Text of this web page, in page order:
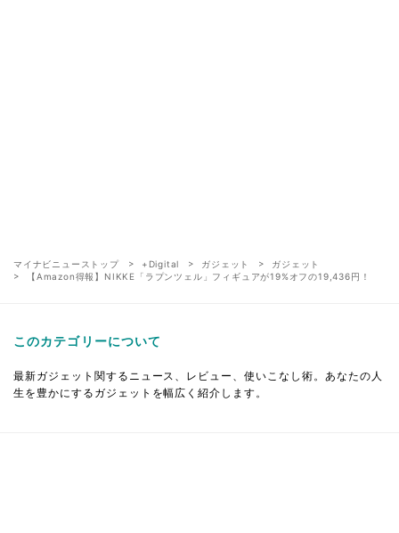
マイナビニューストップ +Digital ガジェット
ガジェット
【Amazon得報】NIKKE「ラプンツェル」フィギュアが19%オフの19,436円！
このカテゴリーについて
最新ガジェット関するニュース、レビュー、使いこなし術。あなたの人
生を豊かにするガジェットを幅広く紹介します。